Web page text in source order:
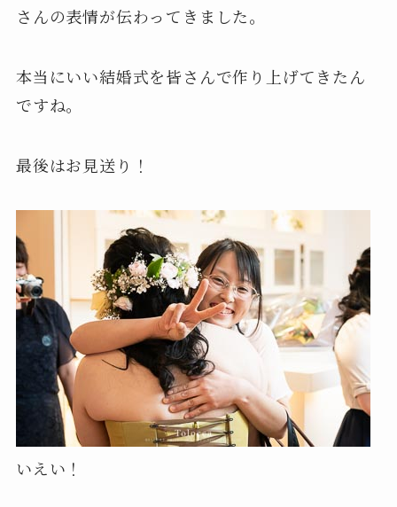
さんの表情が伝わってきました。
本当にいい結婚式を皆さんで作り上げてきたん
ですね。
最後はお見送り！
いえい！